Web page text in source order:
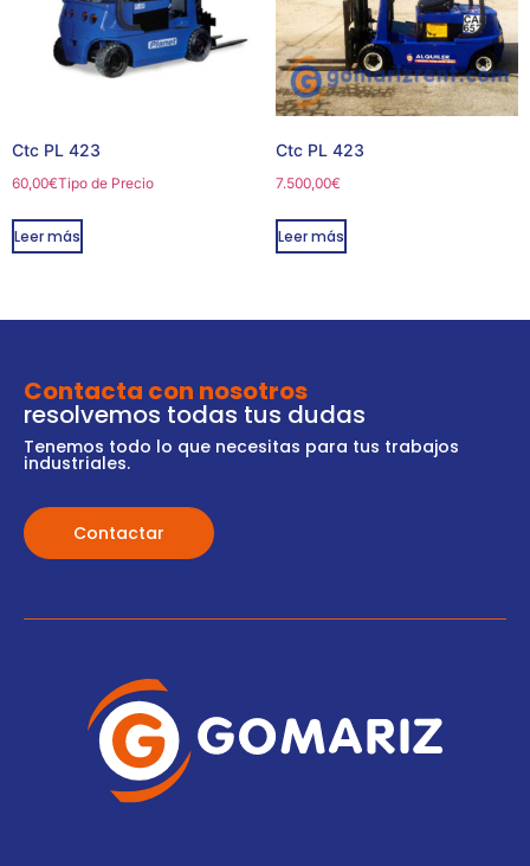
Ctc PL 423
60,00€Tipo de Precio
Leer más
Ctc PL 423
7.500,00€
Leer más
Contacta con nosotros
resolvemos todas tus dudas
Tenemos todo lo que necesitas para tus trabajos
industriales.
Contactar